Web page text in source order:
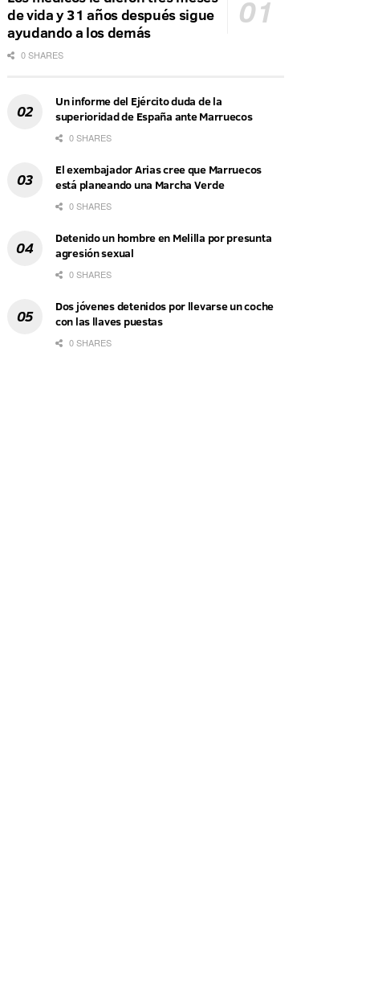
de vida y 31 años después sigue
ayudando a los demás
0 SHARES
Un informe del Ejército duda de la
superioridad de España ante Marruecos
0 SHARES
El exembajador Arias cree que Marruecos
está planeando una Marcha Verde
0 SHARES
Detenido un hombre en Melilla por presunta
agresión sexual
0 SHARES
Dos jóvenes detenidos por llevarse un coche
con las llaves puestas
0 SHARES